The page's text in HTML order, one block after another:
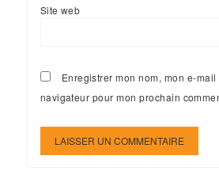
Site web
Enregistrer mon nom, mon e-
navigateur pour mon prochain